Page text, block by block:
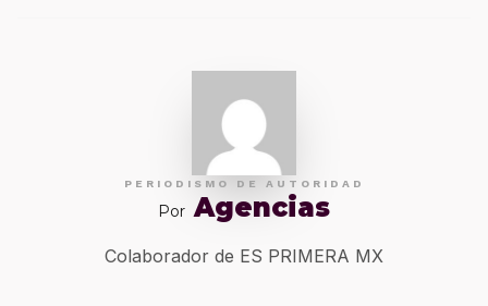
PERIODISMO DE AUTORIDAD
Por Agencias
Colaborador de ES PRIMERA MX